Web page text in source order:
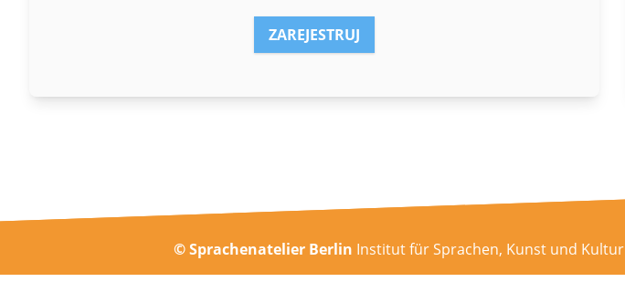
ZAREJESTRUJ
© Sprachenatelier Berlin Institut für Sprachen, Kunst und Kultur